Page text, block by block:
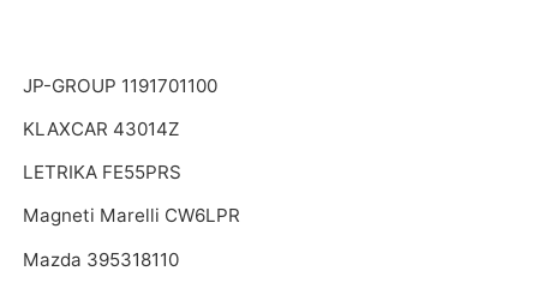
JP-GROUP 1191701100
KLAXCAR 43014Z
LETRIKA FE55PRS
Magneti Marelli CW6LPR
Mazda 395318110